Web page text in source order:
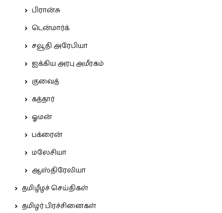
பிரான்சு
டென்மார்க்
சவூதி அரேபியா
ஐக்கிய அரபு அமீரகம்
குவைத்
கத்தார்
ஓமன்
பக்ரைன்
மலேசியா
ஆஸ்திரேலியா
தமிழீழச் செய்திகள்
தமிழர் பிரச்சினைகள்